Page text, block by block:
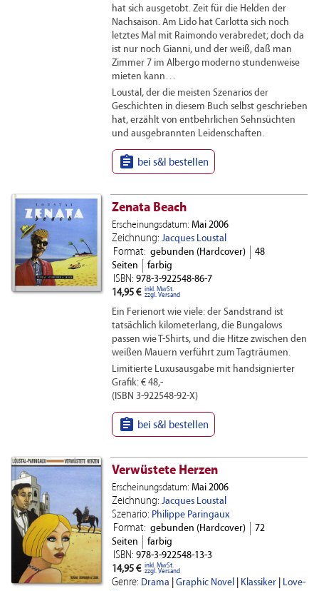
hat sich ausgetobt. Zeit für die Helden der
Nachsaison. Am Lido hat Carlotta sich noch
letztes Mal mit Raimondo verabredet; doch da
ist nur noch Gianni, und der weiß, daß man
Zimmer 7 im Albergo moderno stundenweise
mieten kann…
Loustal, der die meisten Szenarios der
Geschichten in diesem Buch selbst geschrieben
hat, erzählt von entbehrlichen Sehnsüchten
und ausgebrannten Leidenschaften.
 bei s&l bestellen
Zenata Beach
Erscheinungsdatum: Mai 2006
Zeichnung: Jacques Loustal
Format: gebunden (Hardcover)
48
Seiten
farbig
ISBN: 978-3-922548-86-7
14,95 € inkl. MwSt.
zzgl. Versand
Ein Ferienort wie viele: der Sandstrand ist
tatsächlich kilometerlang, die Bungalows
passen wie T-Shirts, und die Hitze zwischen den
weißen Mauern verführt zum Tagträumen.
Limitierte Luxusausgabe mit handsignierter
Grafik: € 48,-
(ISBN 3-922548-92-X)
 bei s&l bestellen
Verwüstete Herzen
Erscheinungsdatum: Mai 2006
Zeichnung: Jacques Loustal
Szenario: Philippe Paringaux
Format: gebunden (Hardcover)
72
Seiten
farbig
ISBN: 978-3-922548-13-3
14,95 € inkl. MwSt.
zzgl. Versand
Genre: Drama Graphic Novel| Klassiker| Love-